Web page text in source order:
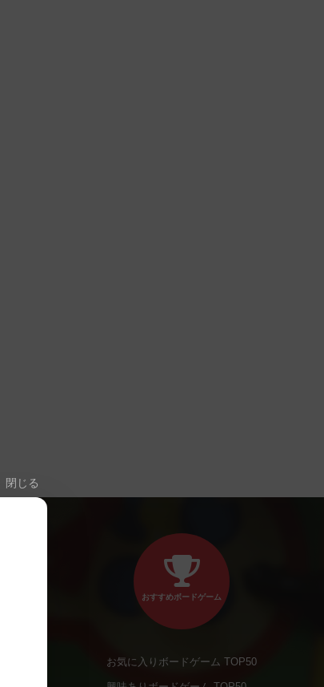
閉じる
おすすめボードゲーム
お気に入りボードゲーム TOP50